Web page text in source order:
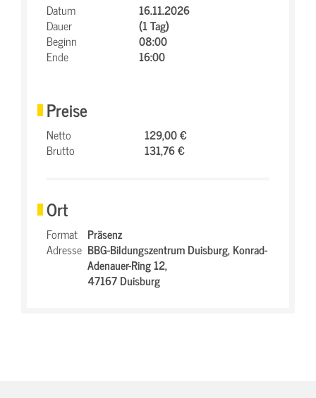
Datum
16.11.2026
Dauer
(1 Tag)
Beginn
08:00
Ende
16:00
Preise
Netto
129,00 €
Brutto
131,76 €
Ort
Format Präsenz
Adresse BBG-Bildungszentrum Duisburg,Konrad-
Adenauer-Ring 12,
47167 Duisburg